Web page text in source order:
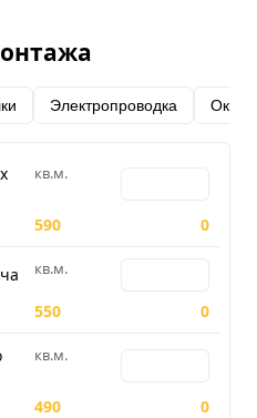
Электропроводка Окна
кв.м.
590 0
кв.м.
550
0
кв.м.
490 0